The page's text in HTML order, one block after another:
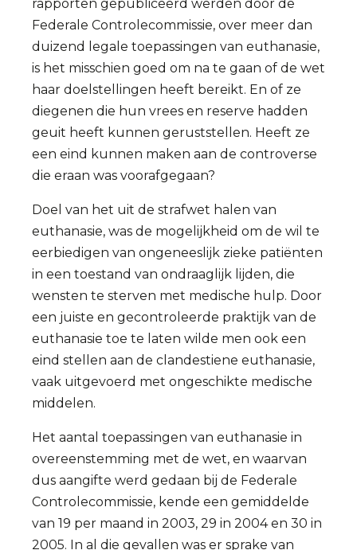
rapporten gepubliceerd werden door de
Federale Controlecommissie, over meer dan
duizend legale toepassingen van euthanasie,
is het misschien goed om na te gaan of de wet
haar doelstellingen heeft bereikt. En of ze
diegenen die hun vrees en reserve hadden
geuit heeft kunnen geruststellen. Heeft ze
een eind kunnen maken aan de controverse
die eraan was voorafgegaan?
Doel van het uit de strafwet halen van
euthanasie, was de mogelijkheid om de wil te
eerbiedigen van ongeneeslijk zieke patiënten
in een toestand van ondraaglijk lijden, die
wensten te sterven met medische hulp. Door
een juiste en gecontroleerde praktijk van de
euthanasie toe te laten wilde men ook een
eind stellen aan de clandestiene euthanasie,
vaak uitgevoerd met ongeschikte medische
middelen.
Het aantal toepassingen van euthanasie in
overeenstemming met de wet, en waarvan
dus aangifte werd gedaan bij de Federale
Controlecommissie, kende een gemiddelde
van 19 per maand in 2003, 29 in 2004 en 30 in
2005. In al die gevallen was er sprake van